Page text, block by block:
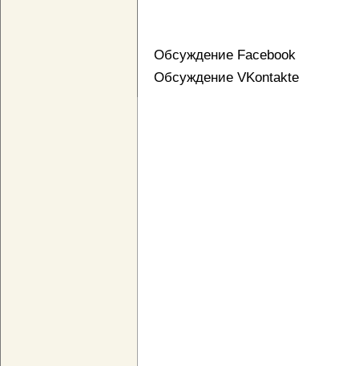
Обсуждение Facebook
Обсуждение VKontakte